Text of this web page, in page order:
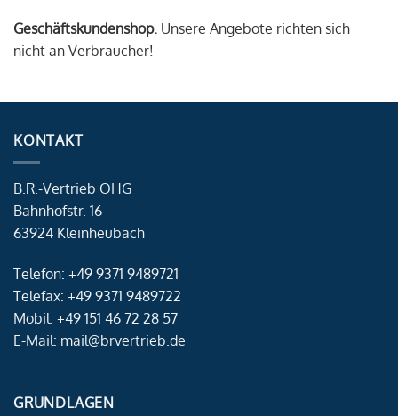
Geschäftskundenshop. Unsere Angebote richten sich
nicht an Verbraucher!
KONTAKT
B.R.-Vertrieb OHG
Bahnhofstr. 16
63924 Kleinheubach
Telefon: +49 9371 9489721
Telefax: +49 9371 9489722
Mobil: +49 151 46 72 28 57
E-Mail: mail@brvertrieb.de
GRUNDLAGEN